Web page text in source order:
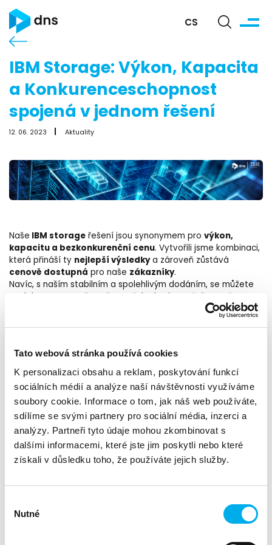
Tato webová stránka používá cookies
K personalizaci obsahu a reklam, poskytování funkcí
sociálních médií a analýze naší návštěvnosti využíváme
soubory cookie. Informace o tom, jak náš web používáte,
sdílíme se svými partnery pro sociální média, inzerci a
analýzy. Partneři tyto údaje mohou zkombinovat s
dalšími informacemi, které jste jim poskytli nebo které
získali v důsledku toho, že používáte jejich služby.
souhlasu
Nutné
CS
IBM Storage: Výkon, Kapacita
a Konkurenceschopnost
spojená v jednom řešení
12. 06. 2023 Aktuality
Naše IBM storageřešení jsou synonymem pro výkon,
kapacitu a bezkonkurenční cenu. Vytvořili jsme kombinaci,
která přináší ty nejlepší výsledkya zároveň zůstává
cenově dostupná pro naše zákazníky.
Navíc, s naším stabilním a spolehlivým dodáním, se můžete
spolehnout na to, že vaše potřeby budou vyřešeny včas.
Nabízíme širokou škálu možností, abychom uspokojili
Od malých diskových polí pro menší projekty až po velké
systémy. Naše řešení jsou navržena tak, aby se přizpůsobila
vašim individuálním potřebám.
S našimi storage produkty můžete očekávat vynikající výkon,
který je nezbytný pro efektivní zpracování dat a rychlé
odezvy.
Bez ohledu na to, zda potřebujete ukládat, zálohovat nebo
sdílet velké objemy dat, naše storage řešení jsou připravena
přijmout výzvu.
velká společnost, která
potřebuje robustní systém pro zpracování